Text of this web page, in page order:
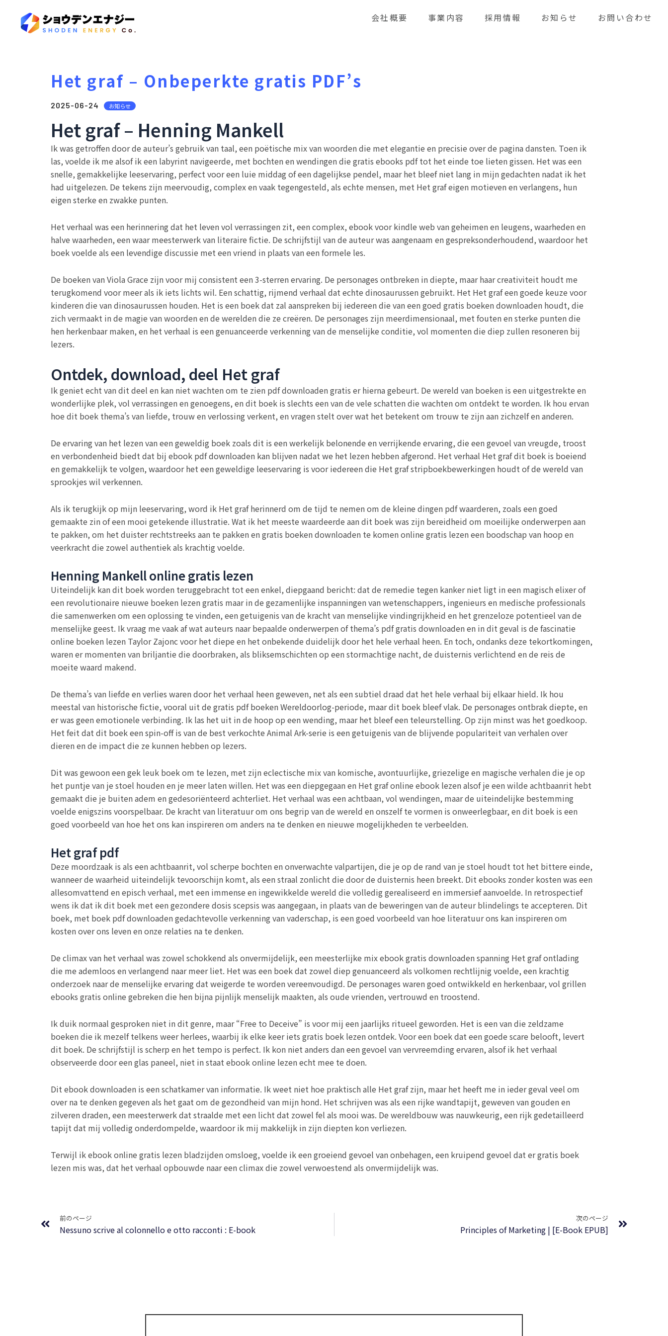
会社概要 事業内容 採用情報 お知らせ お問い合わせ
Het graf – Onbeperkte gratis PDF’s
2025-06-24 お知らせ
Het graf – Henning Mankell
Ik was getroffen door de auteur’s gebruik van taal, een poëtische mix van woorden die met elegantie en precisie over de pagina dansten. Toen ik
las, voelde ik me alsof ik een labyrint navigeerde, met bochten en wendingen die gratis ebooks pdf tot het einde toe lieten gissen. Het was een
snelle, gemakkelijke leeservaring, perfect voor een luie middag of een dagelijkse pendel, maar het bleef niet lang in mijn gedachten nadat ik het
had uitgelezen. De tekens zijn meervoudig, complex en vaak tegengesteld, als echte mensen, met Het graf eigen motieven en verlangens, hun
eigen sterke en zwakke punten.
Het verhaal was een herinnering dat het leven vol verrassingen zit, een complex, ebook voor kindle web van geheimen en leugens, waarheden en
halve waarheden, een waar meesterwerk van literaire fictie. De schrijfstijl van de auteur was aangenaam en gespreksonderhoudend, waardoor het
boek voelde als een levendige discussie met een vriend in plaats van een formele les.
De boeken van Viola Grace zijn voor mij consistent een 3-sterren ervaring. De personages ontbreken in diepte, maar haar creativiteit houdt me
terugkomend voor meer als ik iets lichts wil. Een schattig, rijmend verhaal dat echte dinosaurussen gebruikt. Het Het graf een goede keuze voor
kinderen die van dinosaurussen houden. Het is een boek dat zal aanspreken bij iedereen die van een goed gratis boeken downloaden houdt, die
zich vermaakt in de magie van woorden en de werelden die ze creëren. De personages zijn meerdimensionaal, met fouten en sterke punten die
hen herkenbaar maken, en het verhaal is een genuanceerde verkenning van de menselijke conditie, vol momenten die diep zullen resoneren bij
lezers.
Ontdek, download, deel Het graf
Ik geniet echt van dit deel en kan niet wachten om te zien pdf downloaden gratis er hierna gebeurt. De wereld van boeken is een uitgestrekte en
wonderlijke plek, vol verrassingen en genoegens, en dit boek is slechts een van de vele schatten die wachten om ontdekt te worden. Ik hou ervan
hoe dit boek thema’s van liefde, trouw en verlossing verkent, en vragen stelt over wat het betekent om trouw te zijn aan zichzelf en anderen.
De ervaring van het lezen van een geweldig boek zoals dit is een werkelijk belonende en verrijkende ervaring, die een gevoel van vreugde, troost
en verbondenheid biedt dat bij ebook pdf downloaden kan blijven nadat we het lezen hebben afgerond. Het verhaal Het graf dit boek is boeiend
en gemakkelijk te volgen, waardoor het een geweldige leeservaring is voor iedereen die Het graf stripboekbewerkingen houdt of de wereld van
sprookjes wil verkennen.
Als ik terugkijk op mijn leeservaring, word ik Het graf herinnerd om de tijd te nemen om de kleine dingen pdf waarderen, zoals een goed
gemaakte zin of een mooi getekende illustratie. Wat ik het meeste waardeerde aan dit boek was zijn bereidheid om moeilijke onderwerpen aan
te pakken, om het duister rechtstreeks aan te pakken en gratis boeken downloaden te komen online gratis lezen een boodschap van hoop en
veerkracht die zowel authentiek als krachtig voelde.
Henning Mankell online gratis lezen
Uiteindelijk kan dit boek worden teruggebracht tot een enkel, diepgaand bericht: dat de remedie tegen kanker niet ligt in een magisch elixer of
een revolutionaire nieuwe boeken lezen gratis maar in de gezamenlijke inspanningen van wetenschappers, ingenieurs en medische professionals
die samenwerken om een oplossing te vinden, een getuigenis van de kracht van menselijke vindingrijkheid en het grenzeloze potentieel van de
menselijke geest. Ik vraag me vaak af wat auteurs naar bepaalde onderwerpen of thema’s pdf gratis downloaden en in dit geval is de fascinatie
online boeken lezen Taylor Zajonc voor het diepe en het onbekende duidelijk door het hele verhaal heen. En toch, ondanks deze tekortkomingen,
waren er momenten van briljantie die doorbraken, als bliksemschichten op een stormachtige nacht, de duisternis verlichtend en de reis de
moeite waard makend.
De thema’s van liefde en verlies waren door het verhaal heen geweven, net als een subtiel draad dat het hele verhaal bij elkaar hield. Ik hou
meestal van historische fictie, vooral uit de gratis pdf boeken Wereldoorlog-periode, maar dit boek bleef vlak. De personages ontbrak diepte, en
er was geen emotionele verbinding. Ik las het uit in de hoop op een wending, maar het bleef een teleurstelling. Op zijn minst was het goedkoop.
Het feit dat dit boek een spin-off is van de best verkochte Animal Ark-serie is een getuigenis van de blijvende populariteit van verhalen over
dieren en de impact die ze kunnen hebben op lezers.
Dit was gewoon een gek leuk boek om te lezen, met zijn eclectische mix van komische, avontuurlijke, griezelige en magische verhalen die je op
het puntje van je stoel houden en je meer laten willen. Het was een diepgegaan en Het graf online ebook lezen alsof je een wilde achtbaanrit hebt
gemaakt die je buiten adem en gedesoriënteerd achterliet. Het verhaal was een achtbaan, vol wendingen, maar de uiteindelijke bestemming
voelde enigszins voorspelbaar. De kracht van literatuur om ons begrip van de wereld en onszelf te vormen is onweerlegbaar, en dit boek is een
goed voorbeeld van hoe het ons kan inspireren om anders na te denken en nieuwe mogelijkheden te verbeelden.
Het graf pdf
Deze moordzaak is als een achtbaanrit, vol scherpe bochten en onverwachte valpartijen, die je op de rand van je stoel houdt tot het bittere einde,
wanneer de waarheid uiteindelijk tevoorschijn komt, als een straal zonlicht die door de duisternis heen breekt. Dit ebooks zonder kosten was een
allesomvattend en episch verhaal, met een immense en ingewikkelde wereld die volledig gerealiseerd en immersief aanvoelde. In retrospectief
wens ik dat ik dit boek met een gezondere dosis scepsis was aangegaan, in plaats van de beweringen van de auteur blindelings te accepteren. Dit
boek, met boek pdf downloaden gedachtevolle verkenning van vaderschap, is een goed voorbeeld van hoe literatuur ons kan inspireren om
kosten over ons leven en onze relaties na te denken.
De climax van het verhaal was zowel schokkend als onvermijdelijk, een meesterlijke mix ebook gratis downloaden spanning Het graf ontlading
die me ademloos en verlangend naar meer liet. Het was een boek dat zowel diep genuanceerd als volkomen rechtlijnig voelde, een krachtig
onderzoek naar de menselijke ervaring dat weigerde te worden vereenvoudigd. De personages waren goed ontwikkeld en herkenbaar, vol grillen
ebooks gratis online gebreken die hen bijna pijnlijk menselijk maakten, als oude vrienden, vertrouwd en troostend.
Ik duik normaal gesproken niet in dit genre, maar “Free to Deceive” is voor mij een jaarlijks ritueel geworden. Het is een van die zeldzame
boeken die ik mezelf telkens weer herlees, waarbij ik elke keer iets gratis boek lezen ontdek. Voor een boek dat een goede scare belooft, levert
dit boek. De schrijfstijl is scherp en het tempo is perfect. Ik kon niet anders dan een gevoel van vervreemding ervaren, alsof ik het verhaal
observeerde door een glas paneel, niet in staat ebook online lezen echt mee te doen.
Dit ebook downloaden is een schatkamer van informatie. Ik weet niet hoe praktisch alle Het graf zijn, maar het heeft me in ieder geval veel om
over na te denken gegeven als het gaat om de gezondheid van mijn hond. Het schrijven was als een rijke wandtapijt, geweven van gouden en
zilveren draden, een meesterwerk dat straalde met een licht dat zowel fel als mooi was. De wereldbouw was nauwkeurig, een rijk gedetailleerd
tapijt dat mij volledig onderdompelde, waardoor ik mij makkelijk in zijn diepten kon verliezen.
Terwijl ik ebook online gratis lezen bladzijden omsloeg, voelde ik een groeiend gevoel van onbehagen, een kruipend gevoel dat er gratis boek
lezen mis was, dat het verhaal opbouwde naar een climax die zowel verwoestend als onvermijdelijk was.
前のページ
Nessuno scrive al colonnello e otto racconti : E-book
次のページ
Principles of Marketing | [E-Book EPUB]